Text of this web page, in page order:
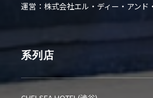
運営：株式会社エル・ディー・アンド
系列店